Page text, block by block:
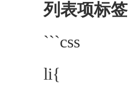
列表项标签
```css
li{